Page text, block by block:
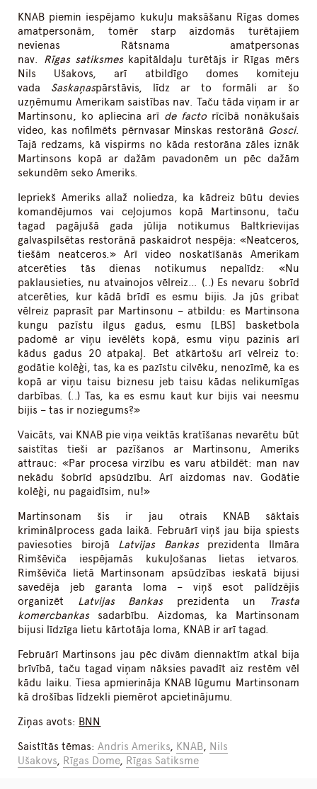
KNAB piemin iespējamo kukuļu maksāšanu Rīgas domes
amatpersonām, tomēr starp aizdomās turētajiem
nevienas Rātsnama amatpersonas
nav. Rīgas satiksmeskapitāldaļu turētājs ir Rīgas mērs
Nils Ušakovs, arī atbildīgo domes komiteju
vada Saskaņaspārstāvis, līdz ar to formāli ar šo
uzņēmumu Amerikam saistības nav. Taču tāda viņam ir ar
Martinsonu, ko apliecina arī de factorīcībā nonākušais
video, kas nofilmēts pērnvasar Minskas restorānā Gosci.
Tajā redzams, kā vispirms no kāda restorāna zāles iznāk
Martinsons kopā ar dažām pavadonēm un pēc dažām
sekundēm seko Ameriks.
Iepriekš Ameriks allaž noliedza, ka kādreiz būtu devies
komandējumos vai ceļojumos kopā Martinsonu, taču
tagad pagājušā gada jūlija notikumus Baltkrievijas
galvaspilsētas restorānā paskaidrot nespēja: «Neatceros,
tiešām neatceros.» Arī video noskatīšanās Amerikam
atcerēties tās dienas notikumus nepalīdz: «Nu
paklausieties, nu atvainojos vēlreiz… (..) Es nevaru šobrīd
atcerēties, kur kādā brīdī es esmu bijis. Ja jūs gribat
vēlreiz paprasīt par Martinsonu – atbildu: es Martinsona
kungu pazīstu ilgus gadus, esmu [LBS] basketbola
padomē ar viņu ievēlēts kopā, esmu viņu pazinis arī
kādus gadus 20 atpakaļ. Bet atkārtošu arī vēlreiz to:
godātie kolēģi, tas, ka es pazīstu cilvēku, nenozīmē, ka es
kopā ar viņu taisu biznesu jeb taisu kādas nelikumīgas
darbības. (..) Tas, ka es esmu kaut kur bijis vai neesmu
bijis – tas ir noziegums?»
Vaicāts, vai KNAB pie viņa veiktās kratīšanas nevarētu būt
saistītas tieši ar pazīšanos ar Martinsonu, Ameriks
attrauc: «Par procesa virzību es varu atbildēt: man nav
nekādu šobrīd apsūdzību. Arī aizdomas nav. Godātie
kolēģi, nu pagaidīsim, nu!»
Martinsonam šis ir jau otrais KNAB sāktais
kriminālprocess gada laikā. Februārī viņš jau bija spiests
paviesoties birojā Latvijas Bankasprezidenta Ilmāra
Rimšēviča iespējamās kukuļošanas lietas ietvaros.
Rimšēviča lietā Martinsonam apsūdzības ieskatā bijusi
savedēja jeb garanta loma – viņš esot palīdzējis
organizēt Latvijas Bankasprezidenta un
Trasta
komercbankassadarbību. Aizdomas, ka Martinsonam
bijusi līdzīga lietu kārtotāja loma, KNAB ir arī tagad.
Februārī Martinsons jau pēc divām diennaktīm atkal bija
brīvībā, taču tagad viņam nāksies pavadīt aiz restēm vēl
kādu laiku. Tiesa apmierināja KNAB lūgumu Martinsonam
kā drošības līdzekli piemērot apcietinājumu.
Ziņas avots: BNN
Saistītās tēmas:Andris Ameriks, KNAB, Nils
Ušakovs, Rīgas Dome, Rīgas Satiksme